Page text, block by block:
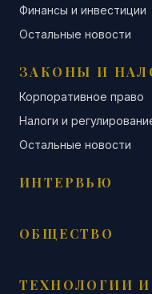
Финансы и инвестиции
Остальные новости
ЗАКОНЫ И
Корпоративное право
Налоги и
Остальные новости
ИНТЕРВЬЮ
ОБЩЕСТВО
ТЕХНОЛОГИИ